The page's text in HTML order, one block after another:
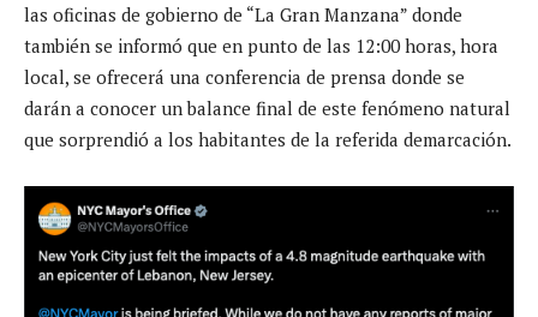
las oficinas de gobierno de “La Gran Manzana” donde
también se informó que en punto de las 12:00 horas, hora
local, se ofrecerá una conferencia de prensa donde se
darán a conocer un balance final de este fenómeno natural
que sorprendió a los habitantes de la referida demarcación.